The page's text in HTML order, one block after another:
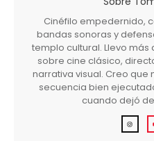
Cinéfilo empedernido,
bandas sonoras y
templo cultural. Llevo
sobre cine clásico,
narrativa visual. Creo que
secuencia bien
cuando dejó